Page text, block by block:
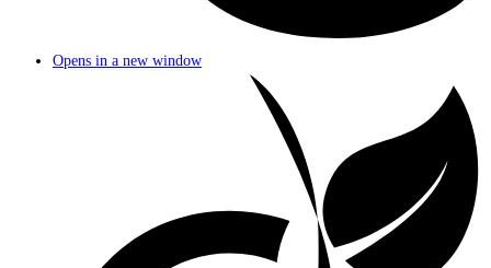
Opens in a new window